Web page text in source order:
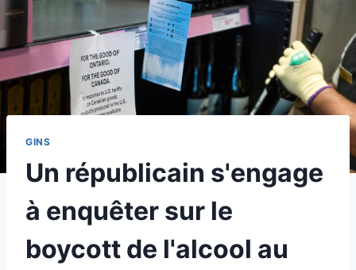
GINS
Un républicain s'engage
à enquêter sur le
boycott de l'alcool au